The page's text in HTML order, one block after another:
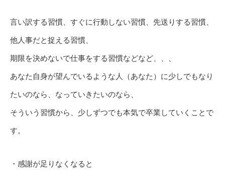
言い訳する習慣、すぐに行動しない習慣、先送りする習慣、
他人事だと捉える習慣、
期限を決めないで仕事をする習慣などなど、、、
あなた自身が望んでいるような人（あなた）に少しでもなり
たいのなら、なっていきたいのなら、
そういう習慣から、少しずつでも本気で卒業していくことで
す。
・感謝が足りなくなると